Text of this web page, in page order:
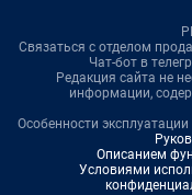
Связаться с отделом
Чат-бот в
Редакция сайта не
информации,
Особенности
Описанием
Условиями